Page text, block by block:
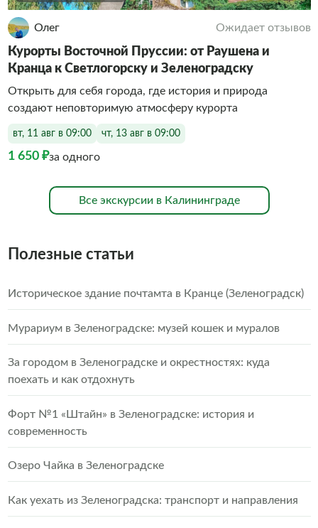
Олег Ожидает отзывов
Курорты Восточной Пруссии: от Раушена и
Кранца к Светлогорску и Зеленоградску
Открыть для себя города, где история и природа
создают неповторимую атмосферу курорта
вт, 11 авг в 09:00 чт, 13 авг в 09:00
1 650 ₽за одного
Все экскурсии в Калининграде
Полезные статьи
Историческое здание почтамта в Кранце (Зеленоградск)
Мурариум в Зеленоградске: музей кошек и муралов
За городом в Зеленоградске и окрестностях: куда
поехать и как отдохнуть
Форт №1 «Штайн» в Зеленоградске: история и
современность
Озеро Чайка в Зеленоградске
Как уехать из Зеленоградска: транспорт и направления